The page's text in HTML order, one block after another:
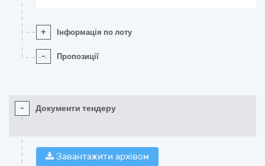
+ Інформація по лоту
- Пропозиції
- Документи тендеру
Завантажити архівом